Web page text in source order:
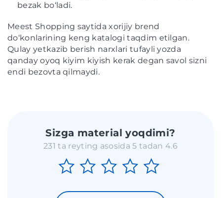
bezak bo‘ladi.
Meest Shopping saytida xorijiy brend
do‘konlarining keng katalogi taqdim etilgan.
Qulay yetkazib berish narxlari tufayli yozda
qanday oyoq kiyim kiyish kerak degan savol sizni
endi bezovta qilmaydi.
Sizga material yoqdimi?
231 ta reyting asosida 5 tadan 4.6